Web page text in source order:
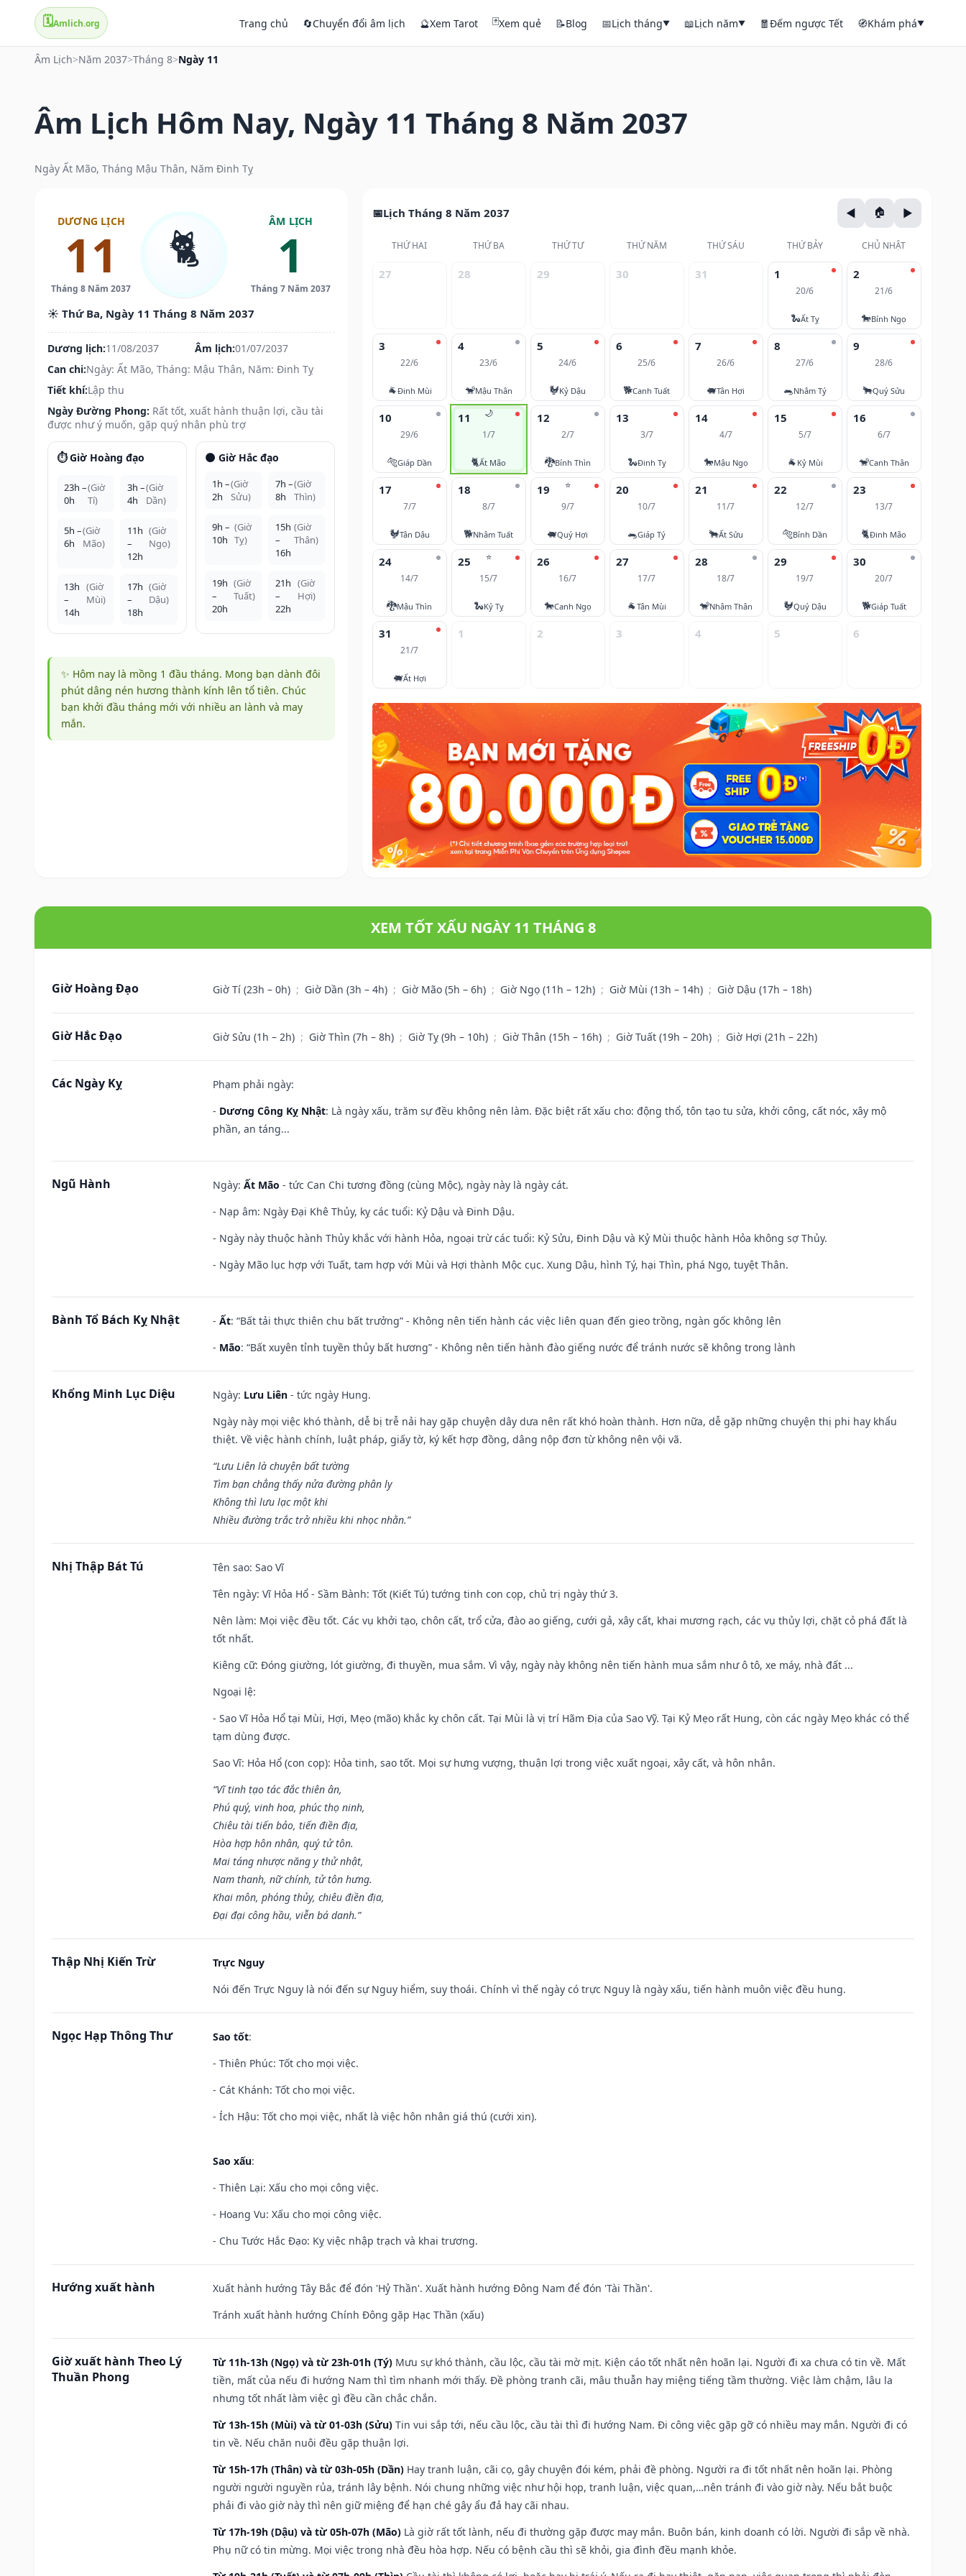
🗓️Amlich.org Trang chủ 🔄Chuyển đổi âm lịch 🔮Xem Tarot 🃏Xem quẻ 📝Blog 📅Lịch tháng▼ 📖Lịch năm▼ 🧧Đếm ngược Tết 🧭Khám phá▼
Âm Lịch>Năm 2037>Tháng 8>Ngày 11
Âm Lịch Hôm Nay, Ngày 11 Tháng 8 Năm 2037
Ngày Ất Mão, Tháng Mậu Thân, Năm Đinh Tỵ
DƯƠNG LỊCH
11
Tháng 8 Năm 2037
🐈 ÂM LỊCH
1
Tháng 7 Năm 2037
☀️ Thứ Ba, Ngày 11 Tháng 8 Năm 2037
Dương lịch:11/08/2037 Âm lịch:01/07/2037
Can chi:Ngày: Ất Mão, Tháng: Mậu Thân, Năm: Đinh Tỵ
Tiết khí:Lập thu
Ngày Đường Phong: Rất tốt, xuất hành thuận lợi, cầu tài
được như ý muốn, gặp quý nhân phù trợ
⏱️ Giờ Hoàng đạo
23h –
0h
(Giờ
Tí)
3h –
4h
(Giờ
Dần)
5h –
6h
(Giờ
Mão)
11h
–
12h
(Giờ
Ngọ)
13h
–
14h
(Giờ
Mùi)
17h
–
18h
(Giờ
Dậu)
🌑 Giờ Hắc đạo
1h –
2h
(Giờ
Sửu)
7h –
8h
(Giờ
Thìn)
9h –
10h
(Giờ
Tỵ)
15h
–
16h
(Giờ
Thân)
19h
–
20h
(Giờ
Tuất)
21h
–
22h
(Giờ
Hợi)
✨ Hôm nay là mồng 1 đầu tháng. Mong bạn dành đôi
phút dâng nén hương thành kính lên tổ tiên. Chúc
bạn khởi đầu tháng mới với nhiều an lành và may
mắn.
Lịch Tháng 8 Năm 2037
THỨ HAI THỨ BA THỨ TƯ THỨ NĂM THỨ SÁU THỨ BẢY CHỦ NHẬT
27 28 29 30 31 1
20/6
🐍Ất Tỵ
2
21/6
🐎Bính Ngọ
3
22/6
🐐Đinh Mùi
4
23/6
🐒Mậu Thân
5
24/6
🐓Kỷ Dậu
6
25/6
🐕Canh Tuất
7
26/6
🐖Tân Hợi
8
27/6
🐀Nhâm Tý
9
28/6
🐂Quý Sửu
10
29/6
🐅Giáp Dần
🌙
11
1/7
🐈Ất Mão
12
2/7
🐉Bính Thìn
13
3/7
🐍Đinh Tỵ
14
4/7
🐎Mậu Ngọ
15
5/7
🐐 Kỷ Mùi
16
6/7
🐒Canh Thân
17
7/7
🐓Tân Dậu
18
8/7
🐕Nhâm Tuất
⭐
19
9/7
🐖Quý Hợi
20
10/7
🐀Giáp Tý
21
11/7
🐂Ất Sửu
22
12/7
🐅Bính Dần
23
13/7
🐈Đinh Mão
24
14/7
🐉Mậu Thìn
⭐
25
15/7
🐍Kỷ Tỵ
26
16/7
🐎Canh Ngọ
27
17/7
🐐Tân Mùi
28
18/7
🐒Nhâm Thân
29
19/7
🐓Quý Dậu
30
20/7
🐕Giáp Tuất
31
21/7
🐖Ất Hợi
1 2 3 4 5 6
XEM TỐT XẤU NGÀY 11 THÁNG 8
Giờ Hoàng Đạo Giờ Tí (23h – 0h) ; Giờ Dần (3h – 4h) ; Giờ Mão (5h – 6h) ; Giờ Ngọ (11h – 12h) ; Giờ Mùi (13h – 14h) ; Giờ Dậu (17h – 18h)
Giờ Hắc Đạo Giờ Sửu (1h – 2h) ; Giờ Thìn (7h – 8h) ; Giờ Tỵ (9h – 10h) ; Giờ Thân (15h – 16h) ; Giờ Tuất (19h – 20h) ; Giờ Hợi (21h – 22h)
Các Ngày Kỵ
Phạm phải ngày:
- Dương Công Kỵ Nhật: Là ngày xấu, trăm sự đều không nên làm. Đặc biệt rất xấu cho: động thổ, tôn tạo tu sửa, khởi công, cất nóc, xây mộ
phần, an táng...
Ngũ Hành Ngày: Ất Mão - tức Can Chi tương đồng (cùng Mộc), ngày này là ngày cát.
- Nạp âm: Ngày Đại Khê Thủy, kỵ các tuổi: Kỷ Dậu và Đinh Dậu.
- Ngày này thuộc hành Thủy khắc với hành Hỏa, ngoại trừ các tuổi: Kỷ Sửu, Đinh Dậu và Kỷ Mùi thuộc hành Hỏa không sợ Thủy.
- Ngày Mão lục hợp với Tuất, tam hợp với Mùi và Hợi thành Mộc cục. Xung Dậu, hình Tý, hại Thìn, phá Ngọ, tuyệt Thân.
Bành Tổ Bách Kỵ Nhật - Ất: “Bất tải thực thiên chu bất trưởng” - Không nên tiến hành các việc liên quan đến gieo trồng, ngàn gốc không lên
- Mão: “Bất xuyên tỉnh tuyền thủy bất hương” - Không nên tiến hành đào giếng nước để tránh nước sẽ không trong lành
Khổng Minh Lục Diệu Ngày: Lưu Liên - tức ngày Hung.
Ngày này mọi việc khó thành, dễ bị trễ nải hay gặp chuyện dây dưa nên rất khó hoàn thành. Hơn nữa, dễ gặp những chuyện thị phi hay khẩu
thiệt. Về việc hành chính, luật pháp, giấy tờ, ký kết hợp đồng, dâng nộp đơn từ không nên vội vã.
“Lưu Liên là chuyện bất tường
Tìm bạn chẳng thấy nửa đường phân ly
Không thì lưu lạc một khi
Nhiều đường trắc trở nhiều khi nhọc nhằn.”
Nhị Thập Bát Tú Tên sao: Sao Vĩ
Tên ngày: Vĩ Hỏa Hổ - Sầm Bành: Tốt (Kiết Tú) tướng tinh con cọp, chủ trị ngày thứ 3.
Nên làm: Mọi việc đều tốt. Các vụ khởi tạo, chôn cất, trổ cửa, đào ao giếng, cưới gả, xây cất, khai mương rạch, các vụ thủy lợi, chặt cỏ phá đất là
tốt nhất.
Kiêng cữ: Đóng giường, lót giường, đi thuyền, mua sắm. Vì vậy, ngày này không nên tiến hành mua sắm như ô tô, xe máy, nhà đất ...
Ngoại lệ:
- Sao Vĩ Hỏa Hổ tại Mùi, Hợi, Mẹo (mão) khắc kỵ chôn cất. Tại Mùi là vị trí Hãm Địa của Sao Vỹ. Tại Kỷ Mẹo rất Hung, còn các ngày Mẹo khác có thể
tạm dùng được.
Sao Vĩ: Hỏa Hổ (con cọp): Hỏa tinh, sao tốt. Mọi sự hưng vượng, thuận lợi trong việc xuất ngoại, xây cất, và hôn nhân.
“Vĩ tinh tạo tác đắc thiên ân,
Phú quý, vinh hoa, phúc thọ ninh,
Chiêu tài tiến bảo, tiến điền địa,
Hòa hợp hôn nhân, quý tử tôn.
Mai táng nhược năng y thử nhật,
Nam thanh, nữ chính, tử tôn hưng.
Khai môn, phóng thủy, chiêu điền địa,
Đại đại công hầu, viễn bá danh.”
Thập Nhị Kiến Trừ
Trực Nguy
Nói đến Trực Nguy là nói đến sự Nguy hiểm, suy thoái. Chính vì thế ngày có trực Nguy là ngày xấu, tiến hành muôn việc đều hung.
Ngọc Hạp Thông Thư Sao tốt:
- Thiên Phúc: Tốt cho mọi việc.
- Cát Khánh: Tốt cho mọi việc.
- Ích Hậu: Tốt cho mọi việc, nhất là việc hôn nhân giá thú (cưới xin).
Sao xấu:
- Thiên Lại: Xấu cho mọi công việc.
- Hoang Vu: Xấu cho mọi công việc.
- Chu Tước Hắc Đạo: Kỵ việc nhập trạch và khai trương.
Hướng xuất hành
Xuất hành hướng Tây Bắc để đón 'Hỷ Thần'. Xuất hành hướng Đông Nam để đón 'Tài Thần'.
Tránh xuất hành hướng Chính Đông gặp Hạc Thần (xấu)
Giờ xuất hành Theo Lý
Thuần Phong
Từ 11h-13h (Ngọ) và từ 23h-01h (Tý) Mưu sự khó thành, cầu lộc, cầu tài mờ mịt. Kiện cáo tốt nhất nên hoãn lại. Người đi xa chưa có tin về. Mất
tiền, mất của nếu đi hướng Nam thì tìm nhanh mới thấy. Đề phòng tranh cãi, mâu thuẫn hay miệng tiếng tầm thường. Việc làm chậm, lâu la
nhưng tốt nhất làm việc gì đều cần chắc chắn.
Từ 13h-15h (Mùi) và từ 01-03h (Sửu) Tin vui sắp tới, nếu cầu lộc, cầu tài thì đi hướng Nam. Đi công việc gặp gỡ có nhiều may mắn. Người đi có
tin về. Nếu chăn nuôi đều gặp thuận lợi.
Từ 15h-17h (Thân) và từ 03h-05h (Dần) Hay tranh luận, cãi cọ, gây chuyện đói kém, phải đề phòng. Người ra đi tốt nhất nên hoãn lại. Phòng
người người nguyền rủa, tránh lây bệnh. Nói chung những việc như hội họp, tranh luận, việc quan,…nên tránh đi vào giờ này. Nếu bắt buộc
phải đi vào giờ này thì nên giữ miệng để hạn ché gây ẩu đả hay cãi nhau.
Từ 17h-19h (Dậu) và từ 05h-07h (Mão) Là giờ rất tốt lành, nếu đi thường gặp được may mắn. Buôn bán, kinh doanh có lời. Người đi sắp về nhà.
Phụ nữ có tin mừng. Mọi việc trong nhà đều hòa hợp. Nếu có bệnh cầu thì sẽ khỏi, gia đình đều mạnh khỏe.